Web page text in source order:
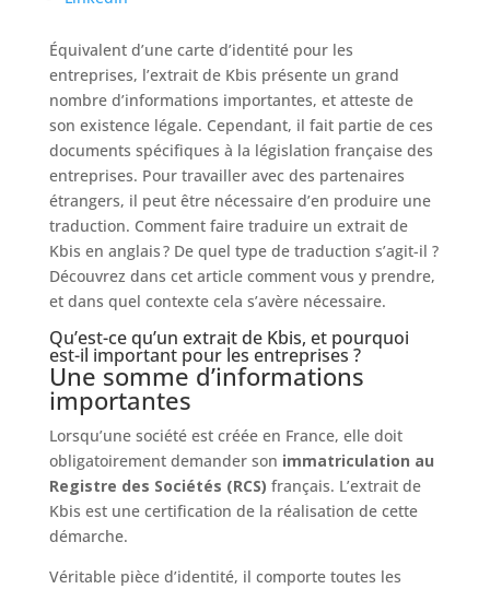
Équivalent d’une carte d’identité pour les
entreprises, l’extrait de Kbis présente un grand
nombre d’informations importantes, et atteste de
son existence légale. Cependant, il fait partie de ces
documents spécifiques à la législation française des
entreprises. Pour travailler avec des partenaires
étrangers, il peut être nécessaire d’en produire une
traduction. Comment faire traduire un extrait de
Kbis en anglais ? De quel type de traduction s’agit-il ?
Découvrez dans cet article comment vous y prendre,
et dans quel contexte cela s’avère nécessaire.
Qu’est-ce qu’un extrait de Kbis, et pourquoi
est-il important pour les entreprises ?
Une somme d’informations
importantes
Lorsqu’une société est créée en France, elle doit
obligatoirement demander son immatriculation au
Registre des Sociétés (RCS) français. L’extrait de
Kbis est une certification de la réalisation de cette
démarche.
Véritable pièce d’identité, il comporte toutes les